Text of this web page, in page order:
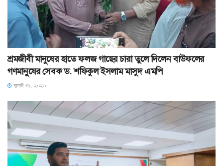
শ্রমজীবী মানুষের হাতে ফলজ গাছের চারা তুলে দিলেন বাউফলের
গণমানুষের সেবক ড. শফিকুল ইসলাম মাসুদ এমপি
জুলাই ৩১, ২০২৬